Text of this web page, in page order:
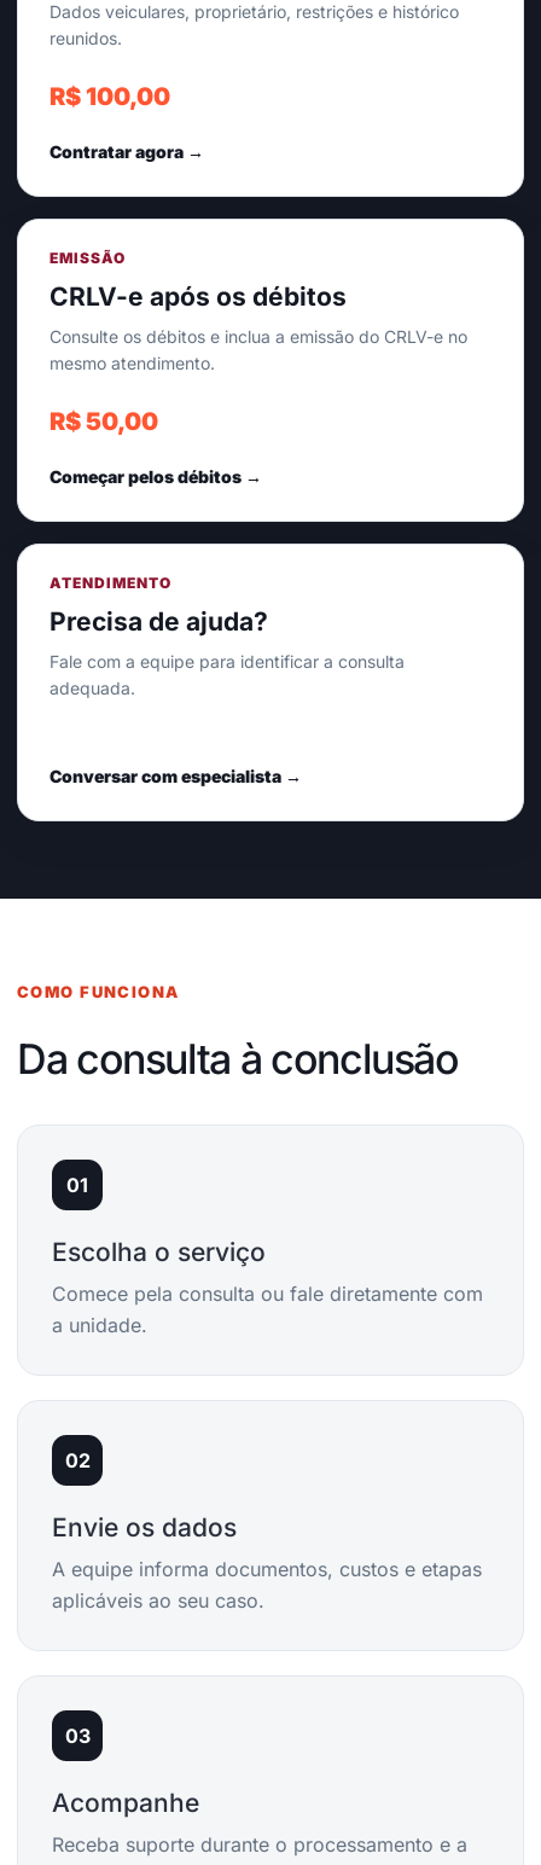
Dados veiculares, proprietário, restrições e histórico
reunidos.
R$ 100,00
Contratar agora →
EMISSÃO
CRLV-e após os débitos
Consulte os débitos e inclua a emissão do CRLV-e no
mesmo atendimento.
R$ 50,00
Começar pelos débitos →
ATENDIMENTO
Precisa de ajuda?
Fale com a equipe para identificar a consulta
adequada.
Conversar com especialista →
COMO FUNCIONA
Da consulta à conclusão
01
Escolha o serviço
Comece pela consulta ou fale diretamente com
a unidade.
02
Envie os dados
A equipe informa documentos, custos e etapas
aplicáveis ao seu caso.
03
Acompanhe
Receba suporte durante o processamento e a